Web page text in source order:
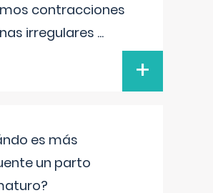
contracciones
irregulares ...
+
es más
un parto